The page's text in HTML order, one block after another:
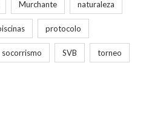
Murchante naturaleza
protocolo
socorrismo SVB torneo